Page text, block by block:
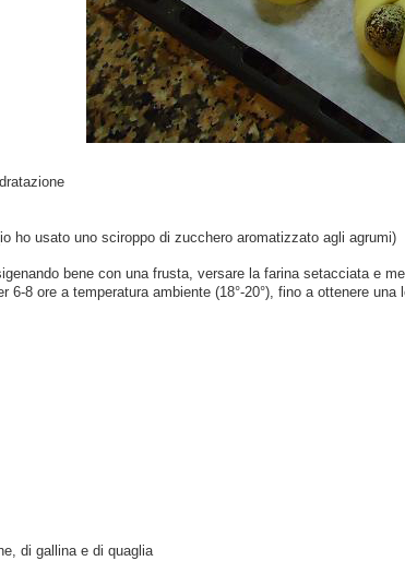
ho usato uno sciroppo di zucchero aromatizzato agli agrumi)
bene con una frusta, versare la farina setacciata e
6-8 ore a temperatura ambiente (18°-20°), fino a ottenere una
di gallina e di quaglia